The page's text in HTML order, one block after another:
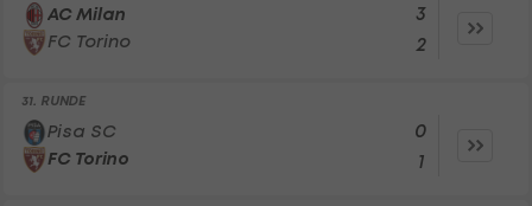
AC Milan
FC Torino
3
2
31. RUNDE
Pisa SC
FC Torino
0
1